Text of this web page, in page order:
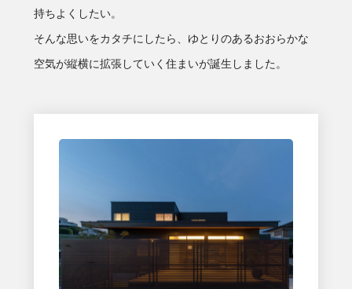
持ちよくしたい。
そんな思いをカタチにしたら、ゆとりのあるおおらかな
空気が縦横に拡張していく住まいが誕生しました。